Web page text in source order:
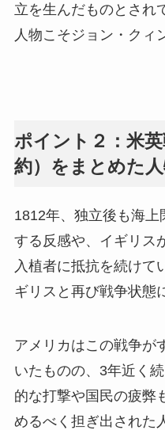
立を生んだものとされ
人物こそジョン・クィ
ポイント２：米
約）をまとめた
1812年、独立後も海
する反感や、イギリス
入植者に抵抗を続けて
ギリスと再び戦争状態
アメリカはこの戦争が
いたものの、3年近く
的な打撃や国民の疲弊
めるべく担ぎ出された